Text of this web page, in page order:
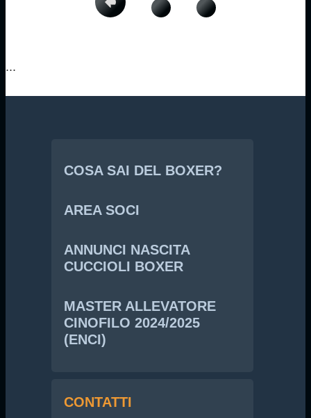
...
COSA SAI DEL BOXER?
AREA SOCI
ANNUNCI NASCITA
CUCCIOLI BOXER
MASTER ALLEVATORE
CINOFILO 2024/2025
(ENCI)
CONTATTI